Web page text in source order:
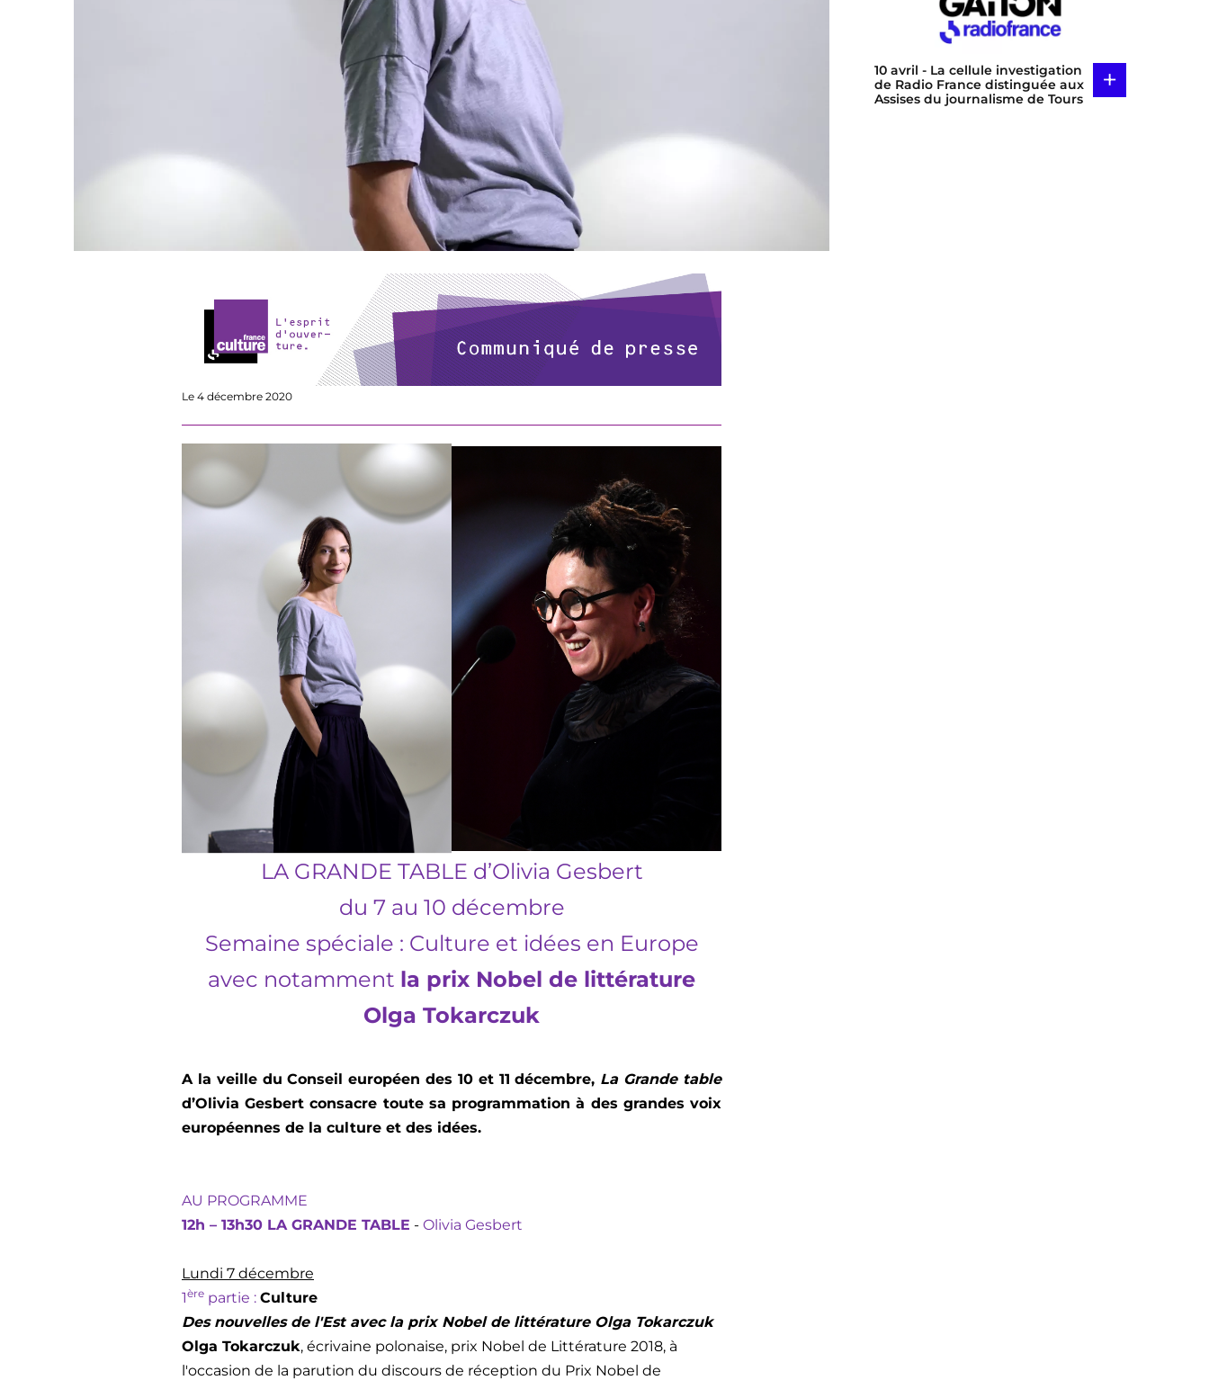
Le 4 décembre 2020
LA GRANDE TABLE d’Olivia Gesbert
du 7 au 10 décembre
Semaine spéciale : Culture et idées en Europe
avec notamment la prix Nobel de littérature
Olga Tokarczuk
A la veille du Conseil européen des 10 et 11 décembre, La Grande table
d’Olivia Gesbert consacre toute sa programmation à des grandes voix
européennes de la culture et des idées.
AU PROGRAMME
12h – 13h30 LA GRANDE TABLE - Olivia Gesbert
Lundi 7 décembre
1ère partie : Culture
Des nouvelles de l'Est avec la prix Nobel de littérature Olga Tokarczuk
Olga Tokarczuk, écrivaine polonaise, prix Nobel de Littérature 2018, à
l'occasion de la parution du discours de réception du Prix Nobel de
10 avril - La cellule investigation
de Radio France distinguée aux
Assises du journalisme de Tours
+